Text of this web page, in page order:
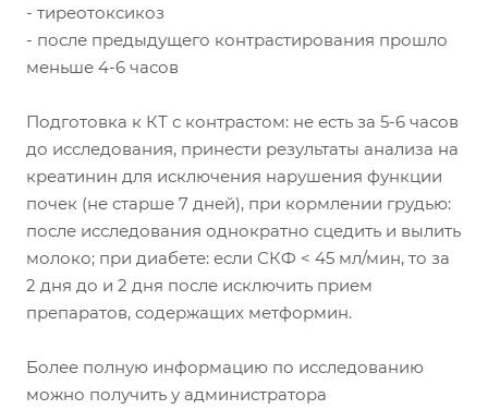
- тиреотоксикоз
- после предыдущего контрастирования прошло
меньше 4-6 часов
Подготовка к КТ с контрастом: не есть за 5-6 часов
до исследования, принести результаты анализа на
креатинин для исключения нарушения функции
почек (не старше 7 дней), при кормлении грудью:
после исследования однократно сцедить и вылить
молоко; при диабете: если СКФ < 45 мл/мин, то за
2 дня до и 2 дня после исключить прием
препаратов, содержащих метформин.
Более полную информацию по исследованию
можно получить у администратора